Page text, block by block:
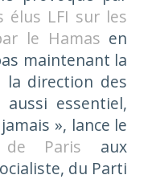
élus LFI sur les
le Hamas en
maintenant la
la direction des
essentiel,
», lance le
de Paris aux
du Parti